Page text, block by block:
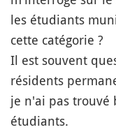
les étudiants
cette catégorie ?
Il est souvent
résidents
je n'ai pas trouvé
étudiants.